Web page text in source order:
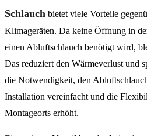
Schlauch bietet viele Vorteile
Klimageräten. Da keine Öffnung in
einen Abluftschlauch benötigt wird,
Das reduziert den Wärmeverlust und
die Notwendigkeit, den
Installation vereinfacht und die
Montageorts erhöht.